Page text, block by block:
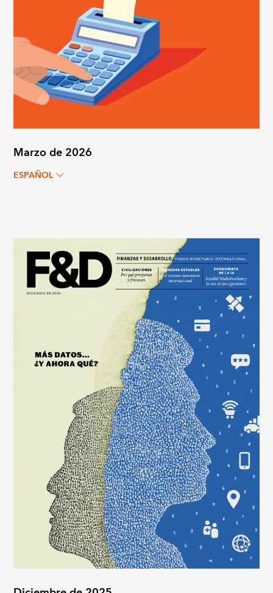
Marzo de 2026
ESPAÑOL